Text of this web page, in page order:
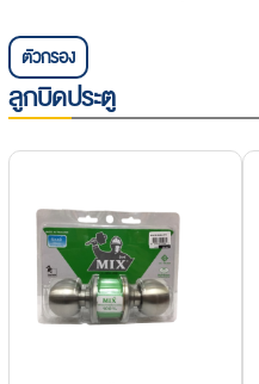
ตัวกรอง
ลูกบิดประตู